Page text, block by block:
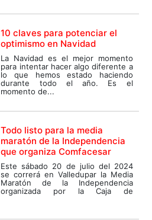
10 claves para potenciar el
optimismo en Navidad
La Navidad es el mejor momento
para intentar hacer algo diferente a
lo que hemos estado haciendo
durante todo el año. Es el
momento de...
Todo listo para la media
maratón de la Independencia
que organiza Comfacesar
Este sábado 20 de julio del 2024
se correrá en Valledupar la Media
Maratón de la Independencia
organizada por la Caja de